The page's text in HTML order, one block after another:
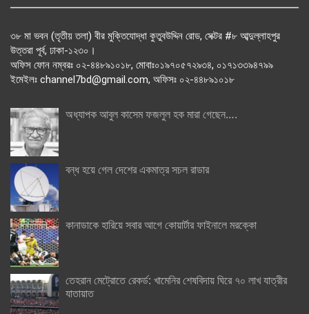
৩৮ মা ভবন (তৃতীয় তলা) বীর মুক্তিযোদ্ধা কুতুবউদ্দিন রোড, সেক্টর #৮ আব্দুল্লাহপুর
উত্তরা পূর্ব, ঢাকা-১২৩০।
অফিস ফোন নম্বরঃ ০২-৪৪৮৯১০১৮, মোবাঃ০১৯৭০৫৭২৯৩৪, ০১৭১৩৩৯৪৭৯৯
ইমেইলঃ channel7bd@gmail.com, অফিসঃ ০২-৪৪৮৯১০১৮
অধ্যাপক আবুল কাসেম ফজলুল হক মারা গেছেন….
বন্ধ হয়ে গেল দেশের একমাত্র সচল রাডার
কানাডাকে হারিয়ে সবার আগে কোয়ার্টার ফাইনালে মরক্কো
তেহরান মেট্রোতে রেকর্ড: খামেনির শেষবিদায় ঘিরে ৭০ লাখ যাত্রীর
যাতায়াত